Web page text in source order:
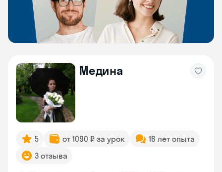
Медина
5 от 1090 ₽ за урок
16 лет опыта
3 отзыва